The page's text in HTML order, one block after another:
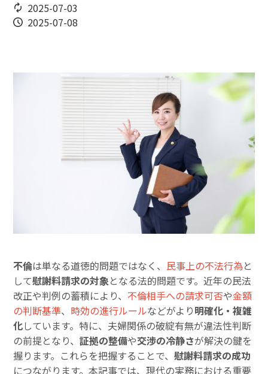
2025-07-03
2025-07-08
不倫は単なる道徳的問題ではなく、 民事上の不法行為と
して慰謝料請求の対象となる法的問題です。近年の民法
改正や判例の蓄積により、 不倫相手への請求可否や金額
の判断基準、 時効の進行ルールなどがより明確化・複雑
化しています。特に、夫婦関係の破綻有無が違法性判断
の前提となり、証拠の整備や交渉の冷静さが解決の鍵を
握ります。これらを把握することで、慰謝料請求の成功
につながります。本記事では、現代の実務における重要